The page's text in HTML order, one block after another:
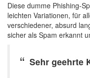
Diese dumme Phishing-
leichten Variationen, für
verschiedener, absurd
sicher als Spam erkannt
Sehr geehrte